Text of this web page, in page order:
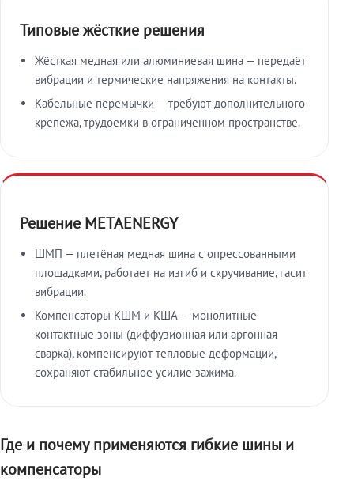
Типовые жёсткие решения
Жёсткая медная или алюминиевая шина — передаёт
вибрации и термические напряжения на контакты.
Кабельные перемычки — требуют дополнительного
крепежа, трудоёмки в ограниченном пространстве.
Решение METAENERGY
ШМП — плетёная медная шина с опрессованными
площадками, работает на изгиб и скручивание, гасит
вибрации.
Компенсаторы КШМ и КША — монолитные
контактные зоны (диффузионная или аргонная
сварка), компенсируют тепловые деформации,
сохраняют стабильное усилие зажима.
Где и почему применяются гибкие шины и
компенсаторы